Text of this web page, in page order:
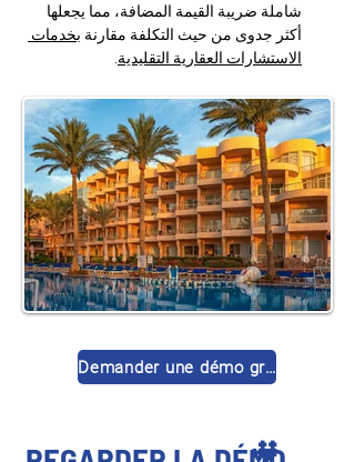
شاملة ضريبة القيمة المضافة، مما يجعلها
أكثر جدوى من حيث التكلفة مقارنة بخدمات
الاستشارات العقارية التقليدية
Demander une démo gratuite